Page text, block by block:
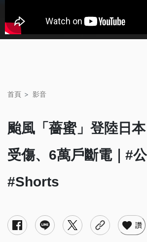
首頁 影音
颱風「薔蜜」登陸日
受傷、6萬戶斷電｜#
#Shorts
讚